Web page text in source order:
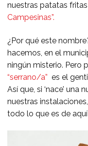
nuestras patatas
Campesinas”.
¿Por qué este
hacemos, en el
ningún misterio. Pero
“serrano/a” es el
Así que, si ‘nace’
nuestras
todo lo que es de